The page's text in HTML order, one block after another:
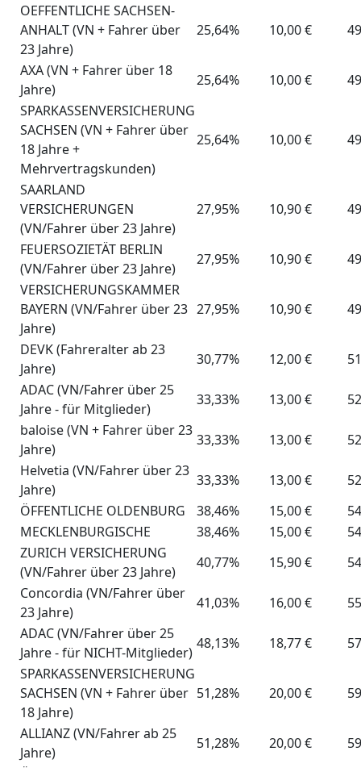
OEFFENTLICHE SACHSEN-
ANHALT (VN + Fahrer über
23 Jahre)
25,64% 10,00 €
AXA (VN + Fahrer über 18
Jahre)
25,64% 10,00 €
SPARKASSENVERSICHERUNG
SACHSEN (VN + Fahrer über
18 Jahre +
Mehrvertragskunden)
25,64% 10,00 €
SAARLAND
VERSICHERUNGEN
(VN/Fahrer über 23 Jahre)
27,95% 10,90 €
FEUERSOZIETÄT BERLIN
(VN/Fahrer über 23 Jahre)
27,95% 10,90 €
VERSICHERUNGSKAMMER
BAYERN (VN/Fahrer über 23
Jahre)
27,95% 10,90 €
DEVK (Fahreralter ab 23
Jahre)
30,77% 12,00 €
ADAC (VN/Fahrer über 25
Jahre - für Mitglieder)
33,33% 13,00 €
baloise (VN + Fahrer über 23
Jahre)
33,33% 13,00 €
Helvetia (VN/Fahrer über 23
Jahre)
33,33% 13,00 €
ÖFFENTLICHE OLDENBURG
38,46% 15,00 €
MECKLENBURGISCHE
38,46% 15,00 €
ZURICH VERSICHERUNG
(VN/Fahrer über 23 Jahre)
40,77% 15,90 €
Concordia (VN/Fahrer über
23 Jahre)
41,03% 16,00 €
ADAC (VN/Fahrer über 25
Jahre - für NICHT-Mitglieder)
48,13% 18,77 €
SPARKASSENVERSICHERUNG
SACHSEN (VN + Fahrer über
18 Jahre)
51,28% 20,00 €
ALLIANZ (VN/Fahrer ab 25
Jahre)
51,28% 20,00 €